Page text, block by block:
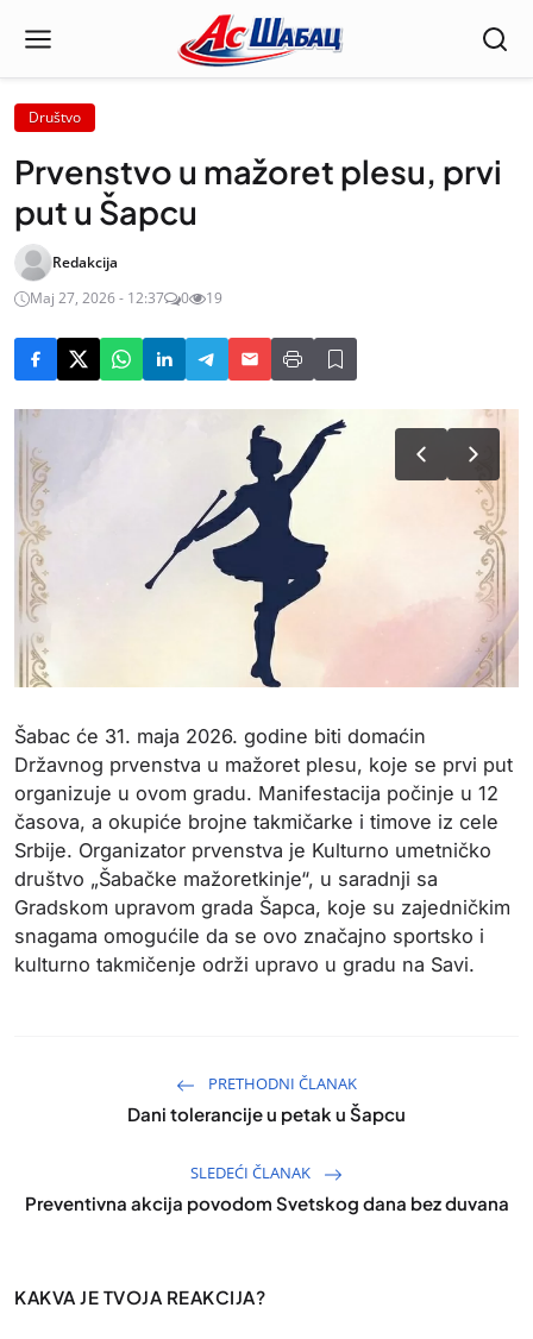
Društvo
Prvenstvo u mažoret plesu, prvi
put u Šapcu
Redakcija
Maj 27, 2026 - 12:37
0 19
Šabac će 31. maja 2026. godine biti domaćin
Državnog prvenstva u mažoret plesu, koje se prvi put
organizuje u ovom gradu. Manifestacija počinje u 12
časova, a okupiće brojne takmičarke i timove iz cele
Srbije. Organizator prvenstva je Kulturno umetničko
društvo „Šabačke mažoretkinje“, u saradnji sa
Gradskom upravom grada Šapca, koje su zajedničkim
snagama omogućile da se ovo značajno sportsko i
kulturno takmičenje održi upravo u gradu na Savi.
PRETHODNI ČLANAK
Dani tolerancije u petak u Šapcu
SLEDEĆI ČLANAK
Preventivna akcija povodom Svetskog dana bez duvana
KAKVA JE TVOJA REAKCIJA?